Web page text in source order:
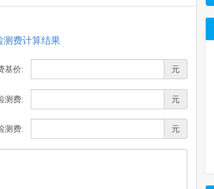
测费计算结果
基价: 元
测费: 元
测费: 元